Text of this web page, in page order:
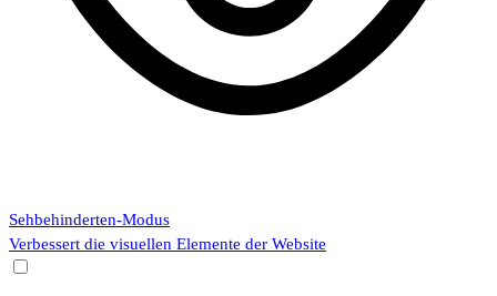
Sehbehinderten-Modus
Verbessert die visuellen Elemente der Website